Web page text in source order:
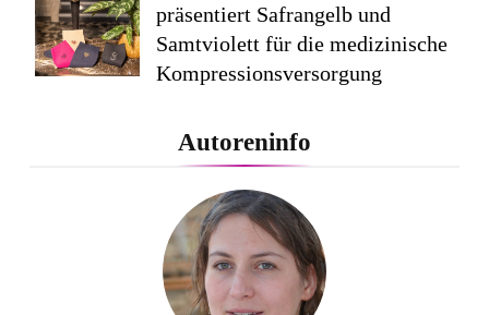
präsentiert Safrangelb und
Samtviolett für die medizinische
Kompressionsversorgung
PEPE JEANS LONDON AW26
Flachste mechanische
Weltzeituhr gewinnt Red Dot:
Best of the Best 2026 / NOMOS
Autoreninfo